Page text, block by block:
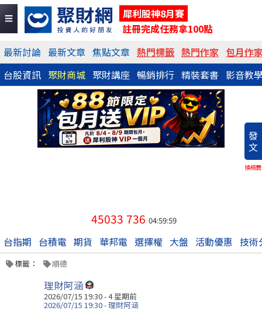
犀利股神8月賽
註冊完成任務拿100點
最新討論 最新文章 焦點文章 熱門標籤 熱門作家 包月作
台股資訊 聚財商城 聚財講座 暢銷排行 精裝套書 影音教
發
文
換稿費
45033 736 04:59:59
台指期 台積電 期貨 華邦電 選擇權 大盤 活動優惠 技術
標籤： 順德
理財阿涵
2026/07/15 19:30 - 4 星期前
2026/07/15 19:30 - 理財阿涵